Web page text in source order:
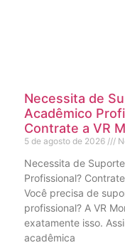
Necessita de
Acadêmico
Contrate a VR
5 de agosto de 2026
Necessita de
Profissional?
Você precisa de
profissional? A VR
exatamente isso.
acadêmica